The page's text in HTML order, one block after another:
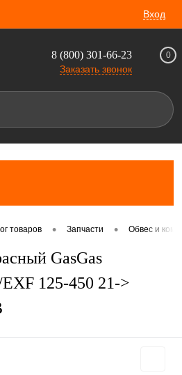
Вход
8 (800) 301-66-23
Заказать звонок
0
товаров • Запчасти • Обвес и
GasGas
125-450 21->